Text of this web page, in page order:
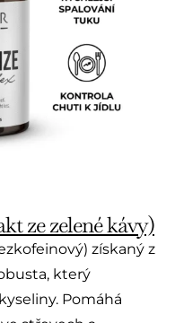
ze zelené kávy)
získaný z
který
Pomáhá